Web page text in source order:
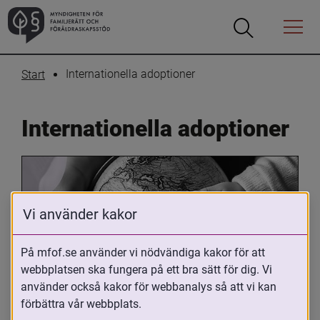
Öppna
Öppna
Menyn
Start Internationella adoptioner
Internationella adoptioner
Oavsett om du är adopterad,
adoptivförälder eller arbetar med
Vi använder kakor
På mfof.se använder vi nödvändiga kakor för att
webbplatsen ska fungera på ett bra sätt för dig. Vi
använder också kakor för webbanalys så att vi kan
förbättra vår webbplats.